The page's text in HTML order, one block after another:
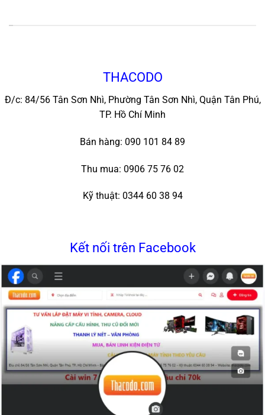
THACODO
Đ/c: 84/56 Tân Sơn Nhì, Phường Tân Sơn Nhì, Quận Tân Phú,
TP. Hồ Chí Minh
Bán hàng: 090 101 84 89
Thu mua: 0906 75 76 02
Kỹ thuật: 0344 60 38 94
Kết nối trên Facebook